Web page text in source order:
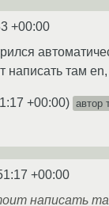
+00:00
написать там
+00:00) автор
+00:00
написать